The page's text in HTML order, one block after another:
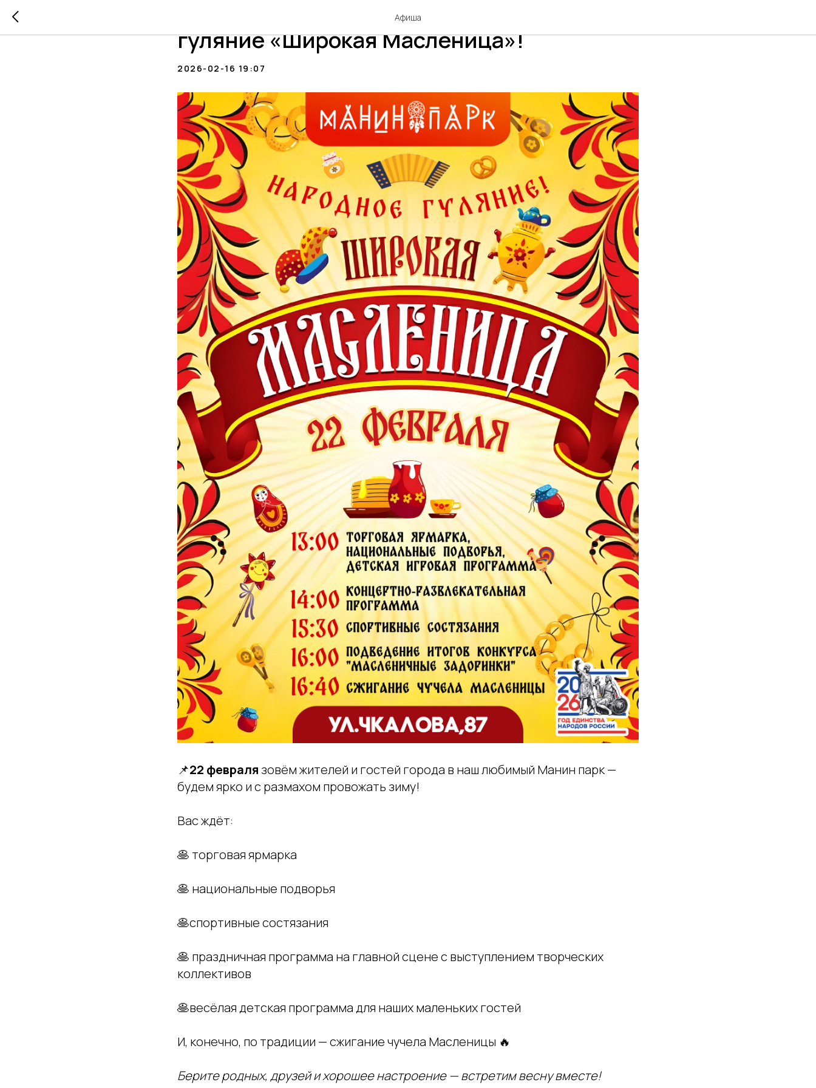
Афиша
🔥 Манин парк приглашает на народное
гуляние «Широкая Масленица»!
2026-02-16 19:07
📌22 февралязовём жителей и гостей города в наш любимый Манин парк —
будем ярко и с размахом провожать зиму!
Вас ждёт:
🥞 торговая ярмарка
🥞 национальные подворья
🥞спортивные состязания
🥞 праздничная программа на главной сцене с выступлением творческих
коллективов
🥞весёлая детская программа для наших маленьких гостей
И, конечно, по традиции — сжигание чучела Масленицы 🔥
Берите родных, друзей и хорошее настроение — встретим весну вместе!